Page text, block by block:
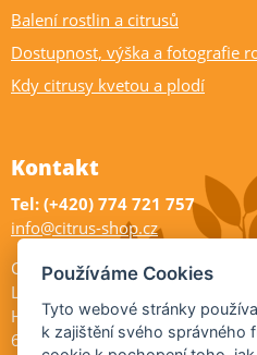
Balení rostlin a citrusů
Dostupnost, výška a fotografie
Kdy citrusy kvetou a plodí
Kontakt
Tel: (+420) 774 721 757
info@citrus-shop.cz
Citrus shop zahradnictví
Legionářů 2
Hodonín
695 01
Používáme Cookies
Tyto webové stránky
k zajištění svého správného